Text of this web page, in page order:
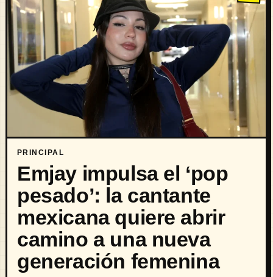
PRINCIPAL
Emjay impulsa el ‘pop
pesado’: la cantante
mexicana quiere abrir
camino a una nueva
generación femenina